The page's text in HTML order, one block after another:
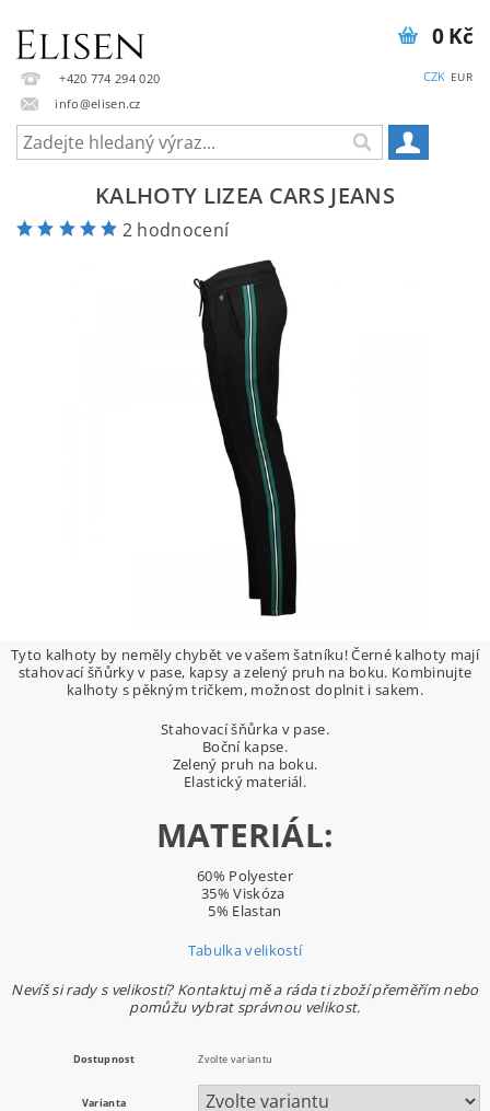
+420 774 294 020
info@elisen.cz
CZK EUR
0 Kč
KALHOTY LIZEA CARS JEANS
2 hodnocení
Tyto kalhoty by neměly chybět ve vašem šatníku! Černé kalhoty mají
stahovací šňůrky v pase, kapsy a zelený pruh na boku. Kombinujte
kalhoty s pěkným tričkem, možnost doplnit i sakem.
Stahovací šňůrka v pase.
Boční kapse.
Zelený pruh na boku.
Elastický materiál.
MATERIÁL:
60% Polyester
35% Viskóza
5% Elastan
Tabulka velikostí
Nevíš si rady s velikostí? Kontaktuj mě a ráda ti zboží přeměřím nebo
pomůžu vybrat správnou velikost.
Dostupnost Zvolte variantu
Varianta